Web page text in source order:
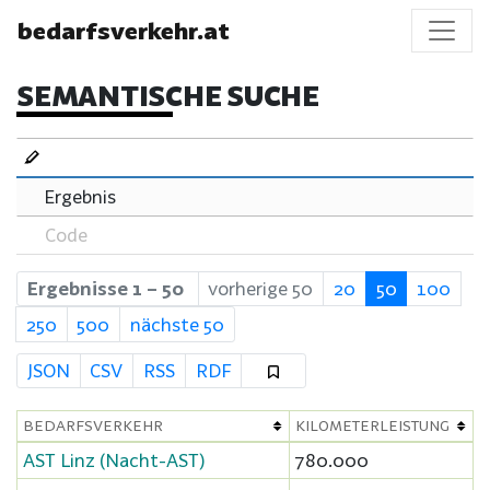
bedarfsverkehr.at
SEMANTISCHE SUCHE
Ergebnis
Code
Ergebnisse 1 – 50 vorherige 50 20 50
100
250
500 nächste 50
JSON CSV RSS RDF
BEDARFSVERKEHR KILOMETERLEISTUNG
AST Linz (Nacht-AST)
780.000